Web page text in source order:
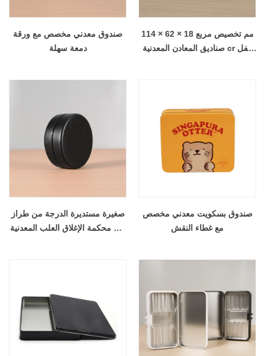
صندوق معدني مخصص مع ورقة
دمعة سهلة
114 × 62 × 18 مم تخصيص مربع
صناديق المعادن المعدنية cr قفل
صغيرة مستديرة الدرجة من طراز
محكمة الإغلاق العلب المعدنية CR
صندوق بسكويت معدني مخصص
مع غطاء النقش